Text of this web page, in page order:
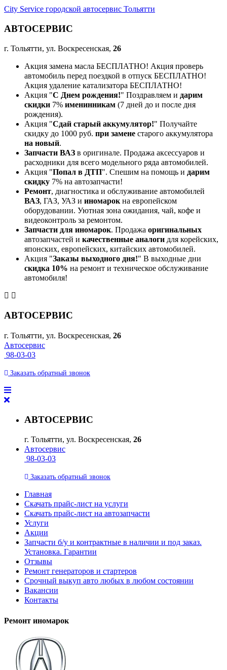
City Service городской автосервис Тольятти
АВТОСЕРВИС
г. Тольятти, ул. Воскресенская, 26
Акция замена масла БЕСПЛАТНО! Акция проверь
автомобиль перед поездкой в отпуск БЕСПЛАТНО!
Акция удаление катализатора БЕСПЛАТНО!
Акция "С Днем рождения!" Поздравляем и дарим
скидки 7% именинникам (7 дней до и после дня
рождения).
Акция "Сдай старый аккумулятор!" Получайте
скидку до 1000 руб. при замене старого аккумулятора
на новый.
Запчасти ВАЗ в оригинале. Продажа аксессуаров и
расходники для всего модельного ряда автомобилей.
Акция "Попал в ДТП". Спешим на помощь и дарим
скидку 7% на автозапчасти!
Ремонт, диагностика и обслуживание автомобилей
ВАЗ, ГАЗ, УАЗ и иномарокна европейском
оборудовании. Уютная зона ожидания, чай, кофе и
видеоконтроль за ремонтом.
Запчасти для иномарок. Продажа оригинальных
автозапчастей и качественные аналоги для корейских,
японских, европейских, китайских автомобилей.
Акция "Заказы выходного дня!" В выходные дни
скидка 10% на ремонт и техническое обслуживание
автомобиля!
АВТОСЕРВИС
г. Тольятти, ул. Воскресенская, 26
Автосервис
98-03-03
Заказать обратный звонок
АВТОСЕРВИС
г. Тольятти, ул. Воскресенская, 26
Автосервис
98-03-03
Заказать обратный звонок
Главная
Скачать прайс-лист на услуги
Скачать прайс-лист на автозапчасти
Услуги
Акции
Запчасти б/у и контрактные в наличии и под заказ.
Установка. Гарантии
Отзывы
Ремонт генераторов и стартеров
Cрочный выкуп авто любых в любом состоянии
Вакансии
Контакты
Ремонт иномарок